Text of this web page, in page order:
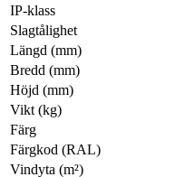
IP-klass
Slagtålighet
Längd (mm)
Bredd (mm)
Höjd (mm)
Vikt (kg)
Färg
Färgkod (RAL)
Vindyta (m²)